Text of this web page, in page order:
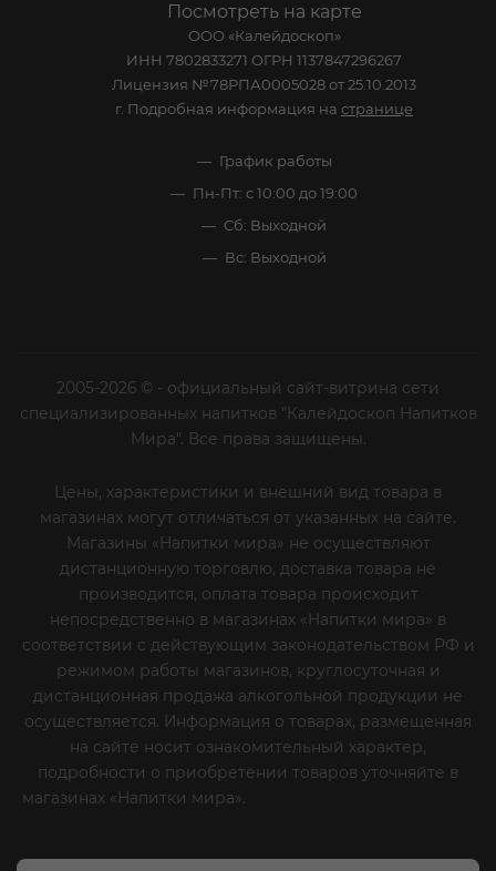
Посмотреть на карте
ООО «Калейдоскоп»
ИНН 7802833271 ОГРН 1137847296267
Лицензия №78РПА0005028 от 25.10.2013
г. Подробная информация на странице
График работы
Пн-Пт: с 10:00 до 19:00
Сб: Выходной
Вс: Выходной
2005-2026 © - официальный сайт-витрина сети
специализированных напитков "Калейдоскоп Напитков
Мира". Все права защищены.
Цены, характеристики и внешний вид товара в
магазинах могут отличаться от указанных на сайте.
Магазины «Напитки мира» не осуществляют
дистанционную торговлю, доставка товара не
производится, оплата товара происходит
непосредственно в магазинах «Напитки мира» в
соответствии с действующим законодательством РФ и
режимом работы магазинов, круглосуточная и
дистанционная продажа алкогольной продукции не
осуществляется. Информация о товарах, размещенная
на сайте носит ознакомительный характер,
подробности о приобретении товаров уточняйте в
магазинах «Напитки мира».